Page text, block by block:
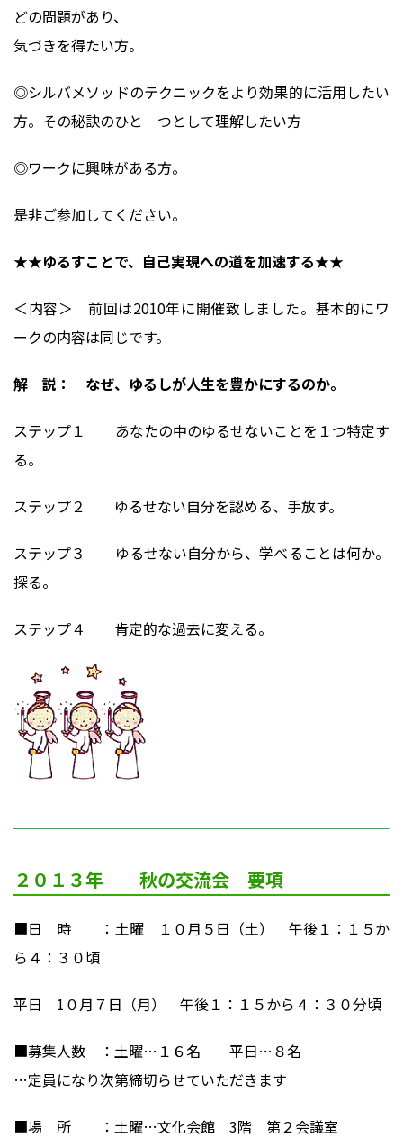
どの問題があり、
気づきを得たい方。
◎シルバメソッドのテクニックをより効果的に活用したい
方。その秘訣のひと つとして理解したい方
◎ワークに興味がある方。
是非ご参加してください。
★★ゆるすことで、自己実現への道を加速する★★
＜内容＞ 前回は2010年に開催致しました。基本的にワ
ークの内容は同じです。
解 説： なぜ、ゆるしが人生を豊かにするのか。
ステップ１ あなたの中のゆるせないことを１つ特定す
る。
ステップ２ ゆるせない自分を認める、手放す。
ステップ３ ゆるせない自分から、学べることは何か。
探る。
ステップ４ 肯定的な過去に変える。
２０１３年 秋の交流会 要項
■日 時 ：土曜 １０月５日（土） 午後１：１５か
ら４：３０頃
平日 1０月７日（月） 午後１：１５から４：３０分頃
■募集人数 ：土曜…１６名 平日…８名
…定員になり次第締切らせていただきます
■場 所 ：土曜…文化会館 3階 第２会議室